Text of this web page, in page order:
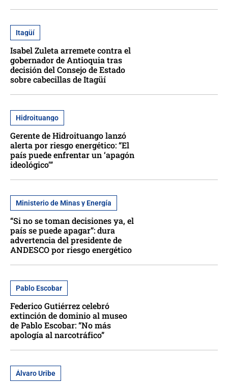
Itagüí
Isabel Zuleta arremete contra el
gobernador de Antioquia tras
decisión del Consejo de Estado
sobre cabecillas de Itagüí
Hidroituango
Gerente de Hidroituango lanzó
alerta por riesgo energético: “El
país puede enfrentar un ‘apagón
ideológico’”
Ministerio de Minas y Energía
“Si no se toman decisiones ya, el
país se puede apagar”: dura
advertencia del presidente de
ANDESCO por riesgo energético
Pablo Escobar
Federico Gutiérrez celebró
extinción de dominio al museo
de Pablo Escobar: “No más
apología al narcotráfico”
Álvaro Uribe